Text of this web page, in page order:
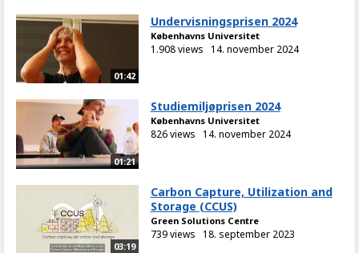
01:42
Undervisningsprisen 2024
Københavns Universitet
1.908 views 14. november 2024
01:21
Studiemiljøprisen 2024
Københavns Universitet
826 views 14. november 2024
03:19
Carbon Capture, Utilization and
Storage (CCUS)
Green Solutions Centre
739 views 18. september 2023